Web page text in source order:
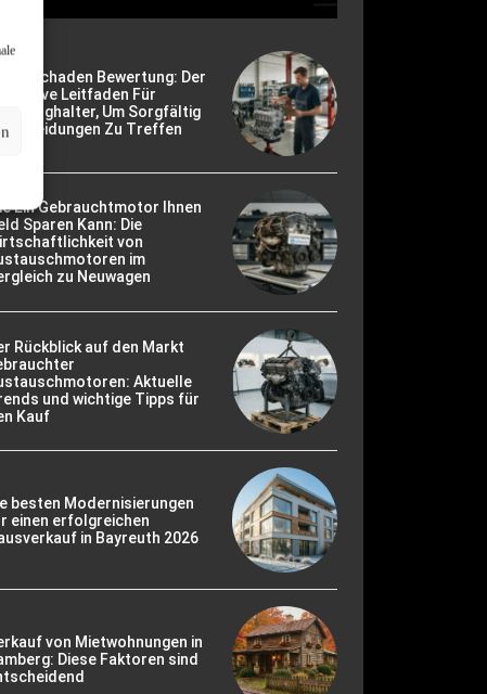
Bewertung: Der
Leitfaden Für
Um Sorgfältig
Zu Treffen
Ein Gebrauchtmotor Ihnen
Sparen Kann: Die
von
im
zu Neuwagen
Rückblick auf den Markt
Aktuelle
und wichtige Tipps für
Kauf
besten Modernisierungen
einen erfolgreichen
in Bayreuth 2026
von Mietwohnungen in
Diese Faktoren sind